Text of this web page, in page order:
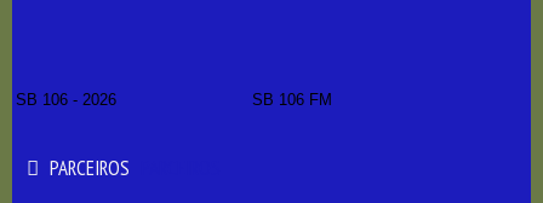
SB 106 - 2026 SB 106 FM
PARCEIROS